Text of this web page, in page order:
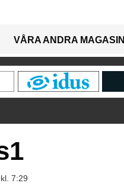
VÅRA ANDRA MAGASIN
7:29